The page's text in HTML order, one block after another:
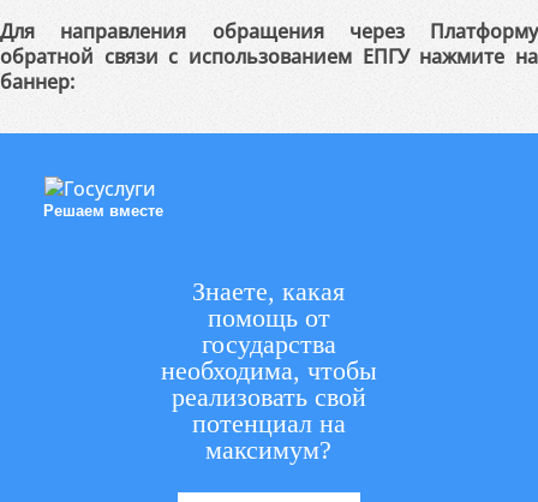
Для направления обращения через Платформу
обратной связи с использованием ЕПГУ нажмите на
баннер:
Решаем вместе
Знаете, какая
помощь от
государства
необходима, чтобы
реализовать свой
потенциал на
максимум?